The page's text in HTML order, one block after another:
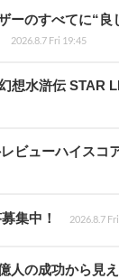
ーのすべてに“良
2026.8.7 Fri 19:45
想水滸伝 STAR
ビューハイスコ
集中！ 2026.8.7
人の成功から見